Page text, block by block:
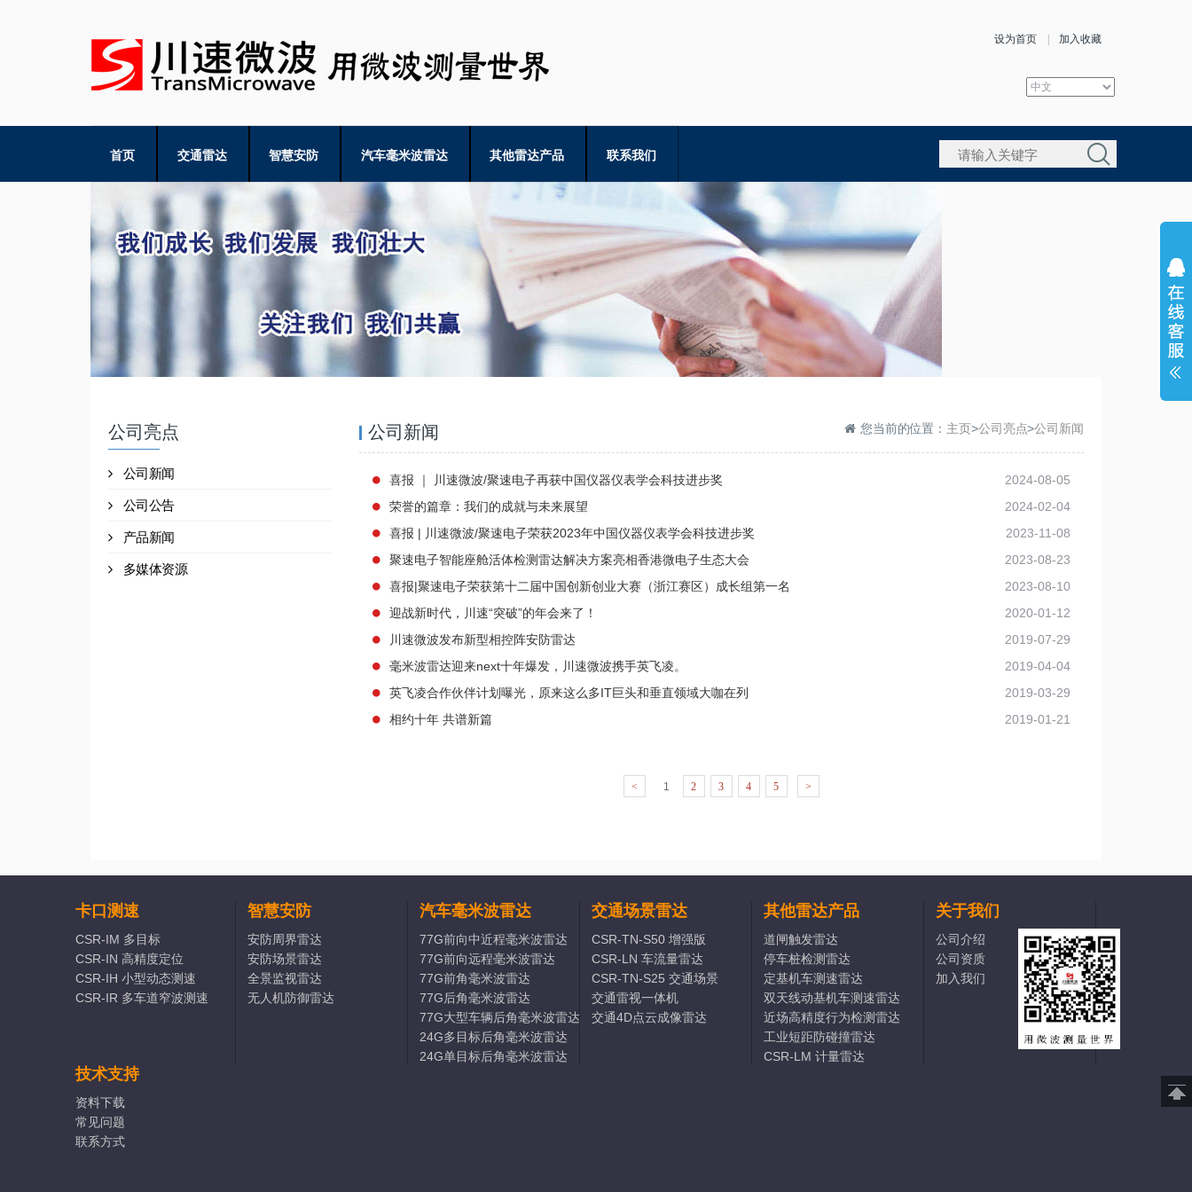
设为首页 加入收藏
首页 交通雷达 智慧安防 汽车毫米波雷达 其他雷达产品 联系我们
公司亮点
公司新闻
公司公告
产品新闻
多媒体资源
公司新闻 您当前的位置： 主页>公司亮点>公司新闻
喜报 ｜ 川速微波/聚速电子再获中国仪器仪表学会科技进步奖
2024-08-05
荣誉的篇章：我们的成就与未来展望
2024-02-04
喜报 | 川速微波/聚速电子荣获2023年中国仪器仪表学会科技进步奖
2023-11-08
聚速电子智能座舱活体检测雷达解决方案亮相香港微电子生态大会
2023-08-23
喜报|聚速电子荣获第十二届中国创新创业大赛（浙江赛区）成长组第一名
2023-08-10
迎战新时代，川速“突破”的年会来了！
2020-01-12
川速微波发布新型相控阵安防雷达
2019-07-29
毫米波雷达迎来next十年爆发，川速微波携手英飞凌。
2019-04-04
英飞凌合作伙伴计划曝光，原来这么多IT巨头和垂直领域大咖在列
2019-03-29
相约十年 共谱新篇
2019-01-21
< 1 2 3 4 5 >
卡口测速
CSR-IM 多目标
CSR-IN 高精度定位
CSR-IH 小型动态测速
CSR-IR 多车道窄波测速
智慧安防
安防周界雷达
安防场景雷达
全景监视雷达
无人机防御雷达
汽车毫米波雷达
77G前向中近程毫米波雷达
77G前向远程毫米波雷达
77G前角毫米波雷达
77G后角毫米波雷达
77G大型车辆后角毫米波雷达
24G多目标后角毫米波雷达
24G单目标后角毫米波雷达
交通场景雷达
CSR-TN-S50 增强版
CSR-LN 车流量雷达
CSR-TN-S25 交通场景
交通雷视一体机
交通4D点云成像雷达
其他雷达产品
道闸触发雷达
停车桩检测雷达
定基机车测速雷达
双天线动基机车测速雷达
近场高精度行为检测雷达
工业短距防碰撞雷达
CSR-LM 计量雷达
关于我们
公司介绍
公司资质
加入我们
技术支持
资料下载
常见问题
联系方式